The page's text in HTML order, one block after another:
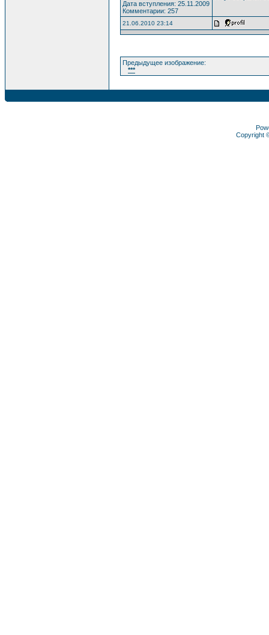
Дата вступления: 25.11.2009
Комментарии: 257
21.06.2010 23:14
Предыдущее изображение:
***
Copyright